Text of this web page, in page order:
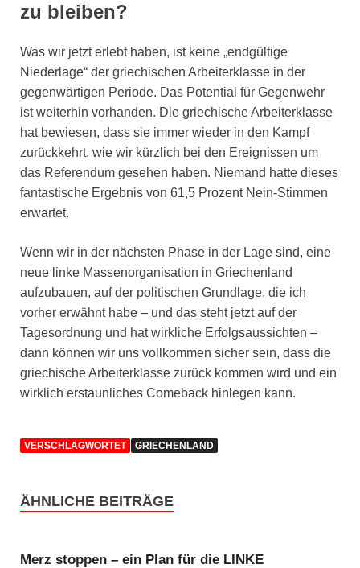
zu bleiben?
Was wir jetzt erlebt haben, ist keine „endgültige
Niederlage“ der griechischen Arbeiterklasse in der
gegenwärtigen Periode. Das Potential für Gegenwehr
ist weiterhin vorhanden. Die griechische Arbeiterklasse
hat bewiesen, dass sie immer wieder in den Kampf
zurückkehrt, wie wir kürzlich bei den Ereignissen um
das Referendum gesehen haben. Niemand hatte dieses
fantastische Ergebnis von 61,5 Prozent Nein-Stimmen
erwartet.
Wenn wir in der nächsten Phase in der Lage sind, eine
neue linke Massenorganisation in Griechenland
aufzubauen, auf der politischen Grundlage, die ich
vorher erwähnt habe – und das steht jetzt auf der
Tagesordnung und hat wirkliche Erfolgsaussichten –
dann können wir uns vollkommen sicher sein, dass die
griechische Arbeiterklasse zurück kommen wird und ein
wirklich erstaunliches Comeback hinlegen kann.
VERSCHLAGWORTET GRIECHENLAND
ÄHNLICHE BEITRÄGE
Merz stoppen – ein Plan für die LINKE